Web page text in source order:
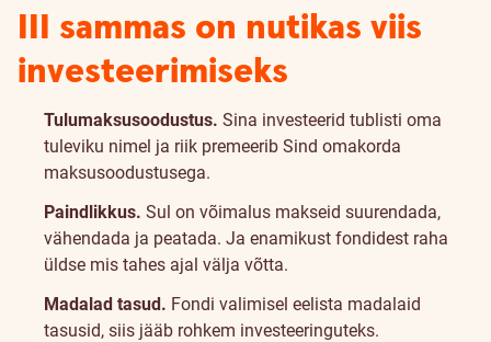
III sammas on nutikas viis
investeerimiseks
Tulumaksusoodustus. Sina investeerid tublisti oma
tuleviku nimel ja riik premeerib Sind omakorda
maksusoodustusega.
Paindlikkus. Sul on võimalus makseid suurendada,
vähendada ja peatada. Ja enamikust fondidest raha
üldse mis tahes ajal välja võtta.
Madalad tasud. Fondi valimisel eelista madalaid
tasusid, siis jääb rohkem investeeringuteks.